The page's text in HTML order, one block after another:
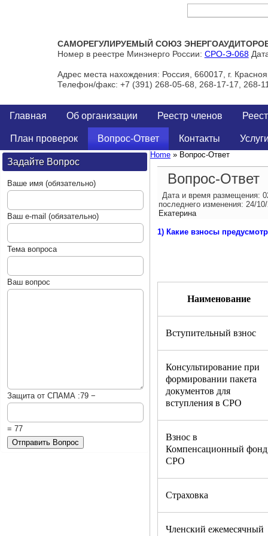
САМОРЕГУЛИРУЕМЫЙ СОЮЗ
Номер в реестре Минэнерго России: СРО-Э-068
Адрес места нахождения: Россия, 660017, г.
Телефон/факс: +7 (391) 268-05-68, 268-17-17, 268-
Главная Об организации Реестр членов
План проверок Вопрос-Ответ Контакты
Задайте Вопрос
Ваше имя (обязательно)
Ваш e-mail (обязательно)
Тема вопроса
Ваш вопрос
Защита от СПАМА :79 −
= 77
Home » Вопрос-Ответ
Вопрос-Ответ
Дата и время размещения:
последнего изменения: 24/
Екатерина
1) Какие взносы
Наименование
Вступительный взнос
Консультирование при
формировании пакета
документов для
вступления в СРО
Взнос в
Компенсационный фонд
СРО
Страховка
Членский ежемесячный